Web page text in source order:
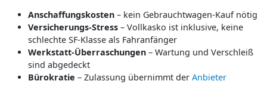
Anschaffungskosten – kein Gebrauchtwagen-Kauf nötig
Versicherungs-Stress – Vollkasko ist inklusive, keine
schlechte SF-Klasse als Fahranfänger
Werkstatt-Überraschungen – Wartung und Verschleiß
sind abgedeckt
Bürokratie – Zulassung übernimmt der Anbieter